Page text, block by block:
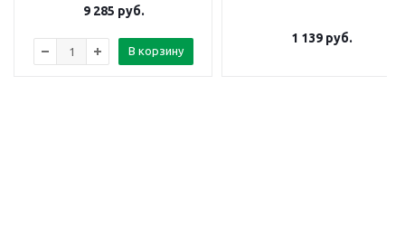
9 285 руб.
В корзину
1 139руб.